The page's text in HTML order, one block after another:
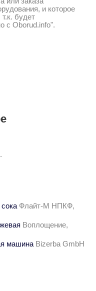
и которое
будет
с Oborud.info".
Флайт-М НПКФ,
Воплощение,
машина Bizerba GmbH